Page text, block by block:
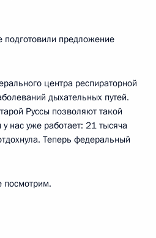
подготовили предложение
центра респираторной
дыхательных путей.
Руссы позволяют такой
нас уже работает: 21 тысяча
Теперь федеральный
посмотрим.